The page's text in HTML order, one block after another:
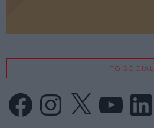
TG SOCIAL
FacebookInstagram
X LinkedIn